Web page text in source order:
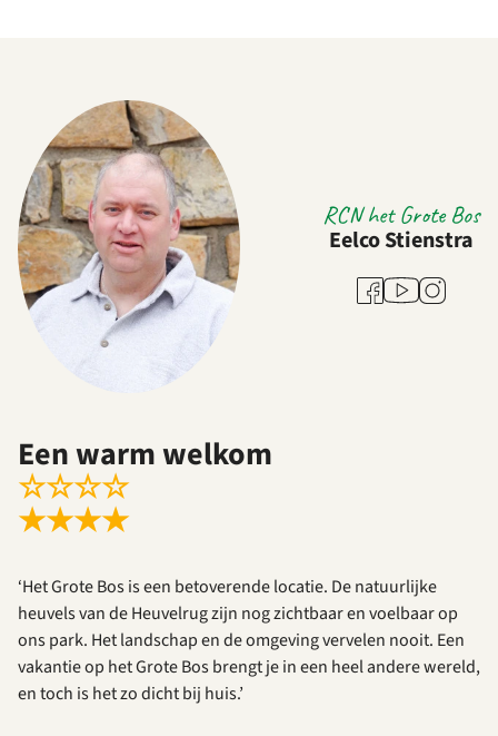
RCN het Grote Bos
Eelco Stienstra
Facebook
YoutubeInstagram
Een warm welkom
☆☆☆☆
★★★★
‘Het Grote Bos is een betoverende locatie. De natuurlijke
heuvels van de Heuvelrug zijn nog zichtbaar en voelbaar op
ons park. Het landschap en de omgeving vervelen nooit. Een
vakantie op het Grote Bos brengt je in een heel andere wereld,
en toch is het zo dicht bij huis.’